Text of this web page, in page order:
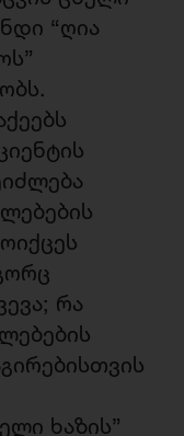
“ღია
რა
ხაზის”